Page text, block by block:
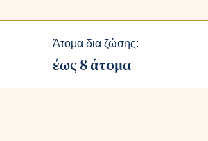
Άτομα δια ζώσης:
έως 8 άτομα